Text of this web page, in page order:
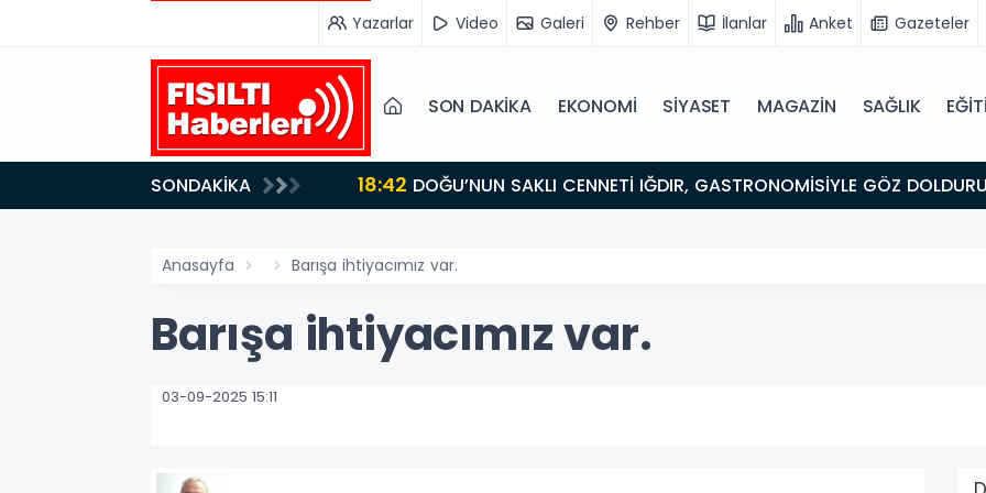
Yazarlar Video Galeri Rehber İlanlar Anket Gazeteler
SON DAKİKA EKONOMİ SİYASET MAGAZİN SAĞLIK
SONDAKİKA 18:42
KÜLTÜRÜNÜN BULUŞMA NOKTASI
Anasayfa Barışa ihtiyacımız var.
Barışa ihtiyacımız var.
03-09-2025 15:11